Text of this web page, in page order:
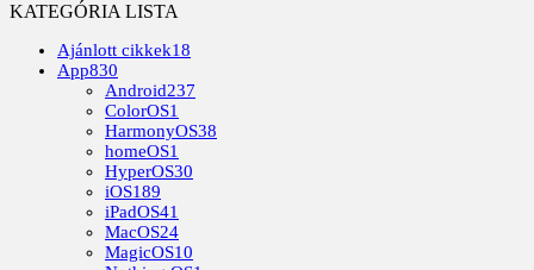
KATEGÓRIA LISTA
Ajánlott cikkek18
App830
Android237
ColorOS1
HarmonyOS38
homeOS1
HyperOS30
iOS189
iPadOS41
MacOS24
MagicOS10